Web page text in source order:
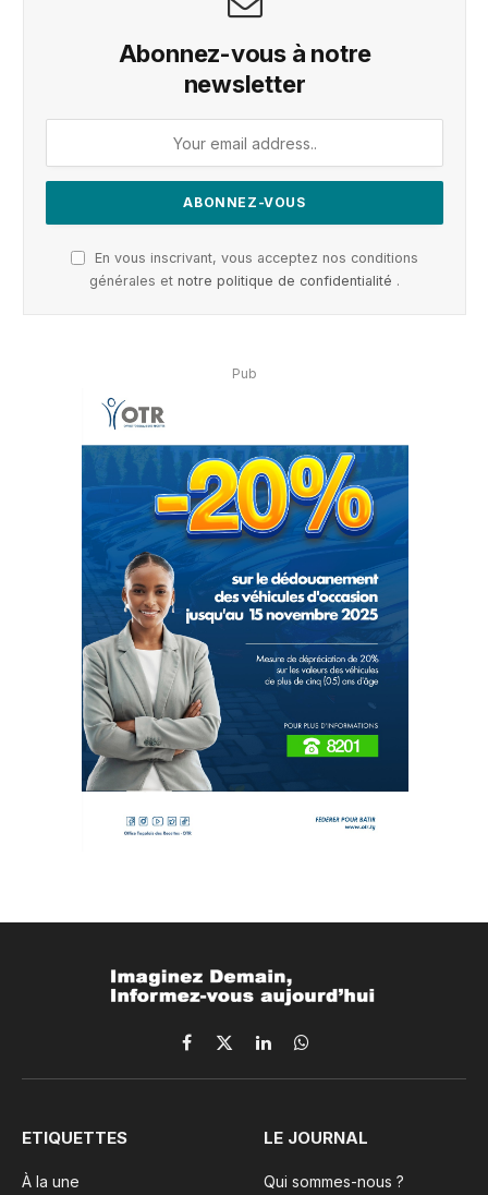
Abonnez-vous à notre
newsletter
En vous inscrivant, vous acceptez nos conditions
générales et notre politique de confidentialité .
Pub
Facebook
X
(Twitter)
LinkedInWhatsApp
ETIQUETTES
À la une
LE JOURNAL
Qui sommes-nous ?